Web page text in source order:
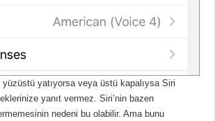
yüzüstü yatıyorsa veya üstü kapalıysa Siri
yanıt vermez.Siri’nin bazen
nedeni bu olabilir.Ama bunu